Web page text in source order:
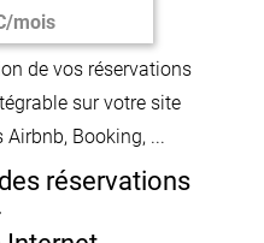
mois
de vos réservations
sur votre site
Airbnb, Booking, ...
réservations